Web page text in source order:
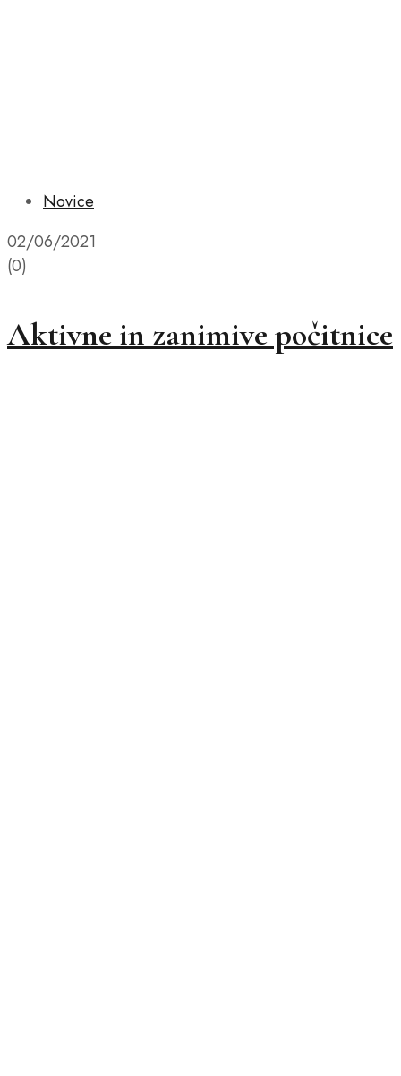
Novice
02/06/2021
(0)
Aktivne in zanimive počitnice